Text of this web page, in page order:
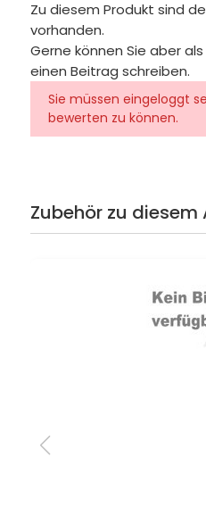
Zu diesem Produkt sind
vorhanden.
Gerne können Sie aber
einen Beitrag schreiben.
Sie müssen eingeloggt
bewerten zu können.
Zubehör zu diesem